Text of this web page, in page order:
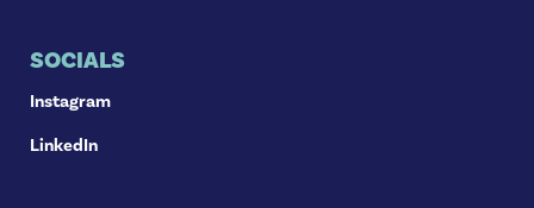
SOCIALS
Instagram
LinkedIn